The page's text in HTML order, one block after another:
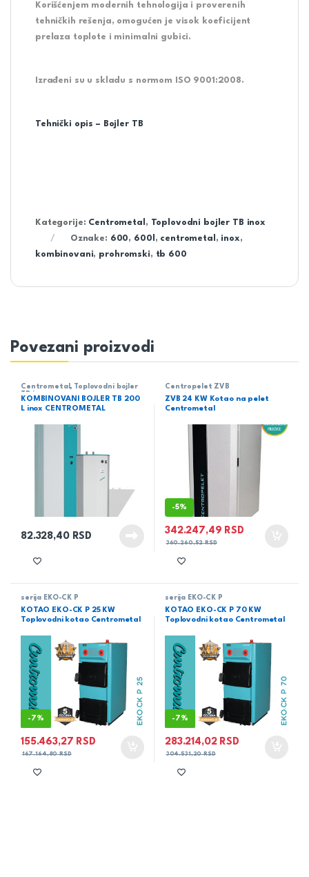
Korišćenjem modernih tehnologija i proverenih
tehničkih rešenja, omogućen je visok koeficijent
prelaza toplote i minimalni gubici.
Izrađeni su u skladu s normom ISO 9001:2008.
Tehnički opis – Bojler TB
Kategorije: Centrometal , Toplovodni bojler TB inox
Oznake: 600, 600l , centrometal , inox,
kombinovani, prohromski, tb 600
Povezani proizvodi
Centrometal , Toplovodni bojler
TB inox
KOMBINOVANI BOJLER TB 200
L inox CENTROMETAL
82.328,40 RSD
Centropelet ZVB
ZVB 24 KW Kotao na pelet
Centrometal
-5%
342.247,49 RSD
360.260,52RSD
serija EKO-CK P
KOTAO EKO-CK P 25 KW
Toplovodni kotao Centrometal
-7%
155.463,27 RSD
167.164,80RSD
serija EKO-CK P
KOTAO EKO-CK P 70 KW
Toplovodni kotao Centrometal
-7%
283.214,02 RSD
304.531,20RSD